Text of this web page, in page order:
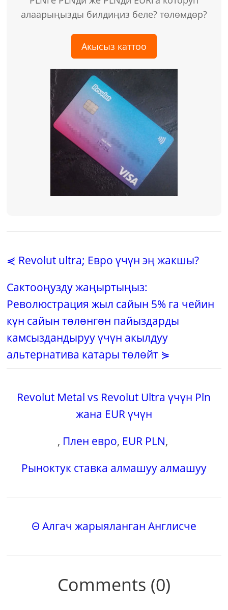
алаарыңызды билдиңиз беле? төлөмдөр?
Акысыз каттоо
⋞ Revolut ultra; Евро үчүн эң жакшы?
Сактооңузду жаңыртыңыз:
Революстрация жыл сайын 5% га чейин
күн сайын төлөнгөн пайыздарды
камсыздандыруу үчүн акылдуу
альтернатива катары төлөйт ⋟
Revolut Metal vs Revolut Ultra үчүн Pln
жана EUR үчүн
, Плен евро, EUR PLN,
Рыноктук ставка алмашуу алмашуу
Θ Алгач жарыяланган Англисче
Comments (0)